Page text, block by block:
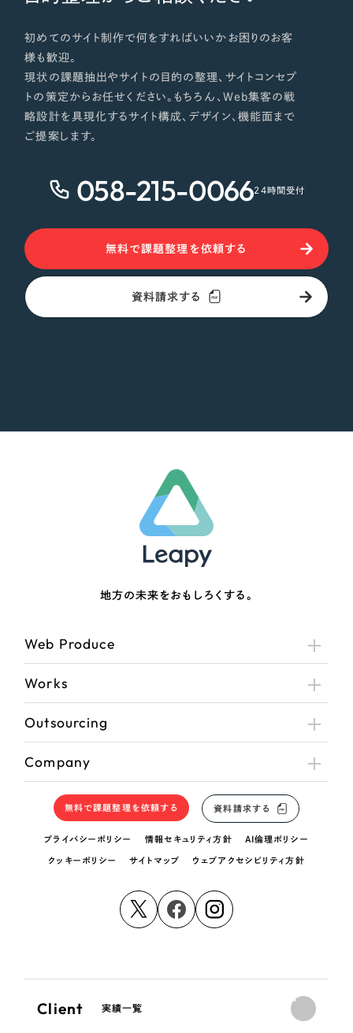
初めてのサイト制作で何をすればいいかお困りのお客
様も歓迎。
現状の課題抽出やサイトの目的の整理、サイトコンセプ
トの策定からお任せください。もちろん、Web集客の戦
略設計を具現化するサイト構成、デザイン、機能面まで
ご提案します。
058-215-006624時間受付
無料で課題整理を依頼する
資料請求する
地方の未来をおもしろくする。
Web Produce
Works
Outsourcing
Company
無料で課題整理を依頼する 資料請求する
プライバシーポリシー 情報セキュリティ方針 AI倫理ポリシー
クッキーポリシー サイトマップ ウェブアクセシビリティ方針
Client 実績一覧